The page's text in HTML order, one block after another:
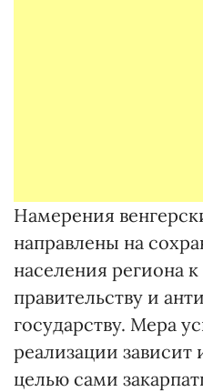
Намерения
направлены на
населения региона
правительству и
государству. Мера
реализации зависит
целью сами